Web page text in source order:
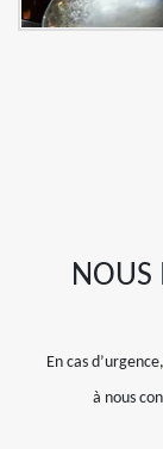
NOUS
En cas
à nous